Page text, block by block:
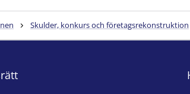
Skulder, konkurs och företagsrekonstruktion